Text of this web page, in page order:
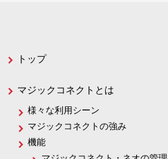
トップ
マジックコネクトとは
様々な利用シーン
マジックコネクトの強み
機能